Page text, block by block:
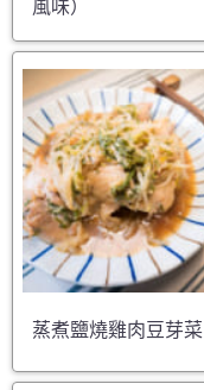
風味）
蒸煮鹽燒雞肉豆芽菜